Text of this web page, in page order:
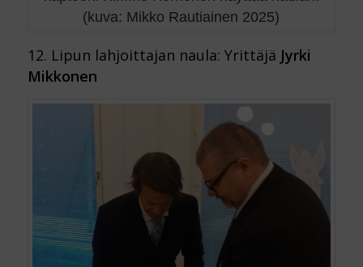
(kuva: Mikko Rautiainen 2025)
12. Lipun lahjoittajan naula: Yrittäjä Jyrki
Mikkonen